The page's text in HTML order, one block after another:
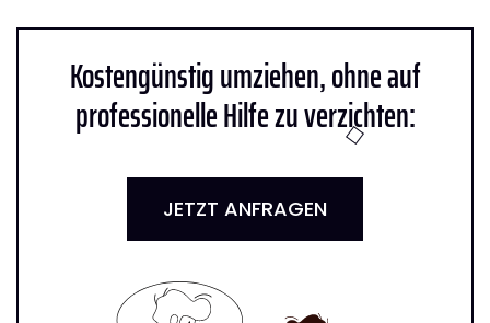
Kostengünstig umziehen, ohne auf
professionelle Hilfe zu verzichten:
JETZT ANFRAGEN